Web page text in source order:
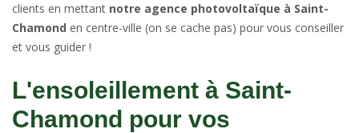
clients en mettant notre agence photovoltaïque à Saint-
Chamond en centre-ville (on se cache pas) pour vous conseiller
et vous guider !
L'ensoleillement à Saint-
Chamond pour vos